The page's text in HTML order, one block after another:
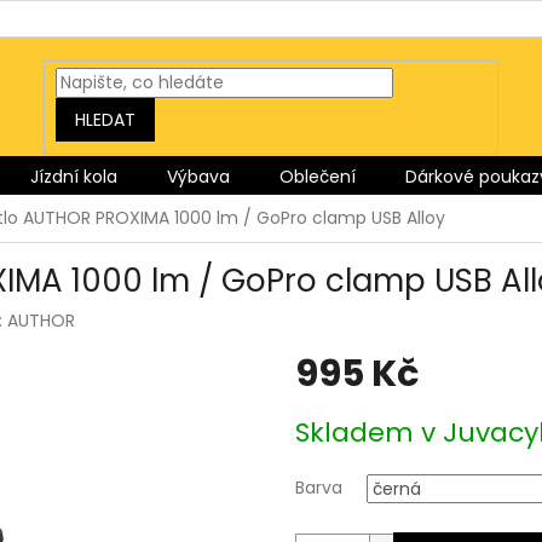
HLEDAT
Jízdní kola Výbava Oblečení Dárkové
AUTHOR PROXIMA 1000 lm / GoPro clamp USB Alloy
1000 lm / GoPro clamp USB
AUTHOR
995 Kč
cena:
Skladem v
Barva